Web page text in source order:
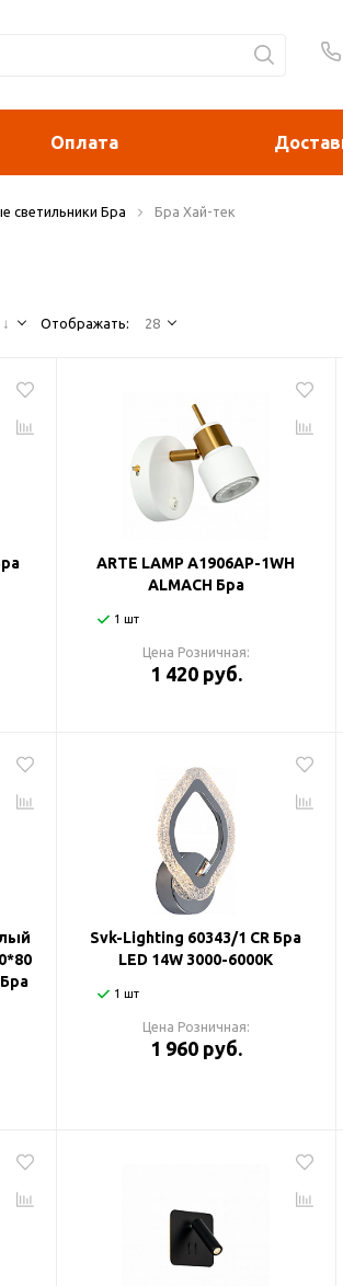
Оплата
светильники Бра Бра Хай-тек
Отображать: 28
ARTE LAMP A1906AP-1WH
ALMACH Бра
1 шт
Цена Розничная:
1 420 руб.
Svk-Lighting 60343/1 CR Бра
LED 14W 3000-6000K
1 шт
Цена Розничная:
1 960 руб.